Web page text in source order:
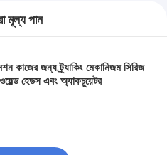
মূল্য পান
কাজের জন্য ট্র্যাকিং মেকানিজম সিরিজ
হেডস এবং অ্যাকচুয়েটর